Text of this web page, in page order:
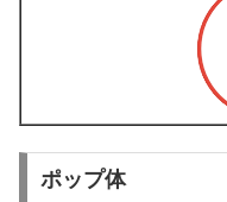
ポップ体